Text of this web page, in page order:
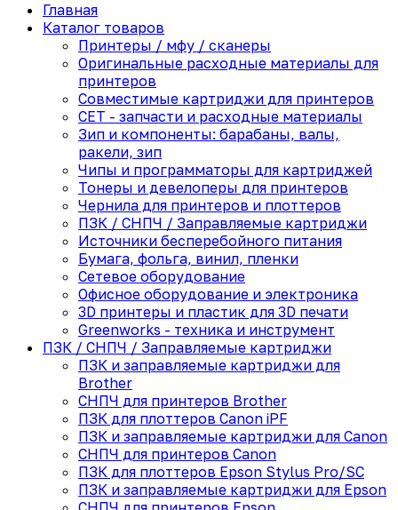
Главная
Каталог товаров
Принтеры / мфу / сканеры
Оригинальные расходные материалы для
принтеров
Совместимые картриджи для принтеров
CET - запчасти и расходные материалы
Зип и компоненты: барабаны, валы,
ракели, зип
Чипы и программаторы для картриджей
Тонеры и девелоперы для принтеров
Чернила для принтеров и плоттеров
ПЗК / СНПЧ / Заправляемые картриджи
Источники бесперебойного питания
Бумага, фольга, винил, пленки
Сетевое оборудование
Офисное оборудование и электроника
3D принтеры и пластик для 3D печати
Greenworks - техника и инструмент
ПЗК / СНПЧ / Заправляемые картриджи
ПЗК и заправляемые картриджи для
Brother
СНПЧ для принтеров Brother
ПЗК для плоттеров Canon iPF
ПЗК и заправляемые картриджи для Canon
СНПЧ для принтеров Canon
ПЗК для плоттеров Epson Stylus Pro/SC
ПЗК и заправляемые картриджи для Epson